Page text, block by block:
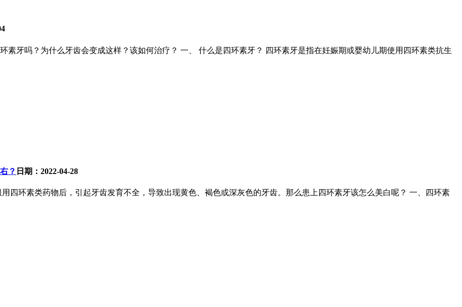
素牙吗？为什么牙齿会变成这样？该如何治疗？ 一、 什么是四环素牙？ 四环素牙是指在妊娠期或婴幼儿期使用四环素类抗生
？ 日期：2022-04-28
四环素类药物后，引起牙齿发育不全，导致出现黄色、褐色或深灰色的牙齿。那么患上四环素牙该怎么美白呢？ 一、四环素